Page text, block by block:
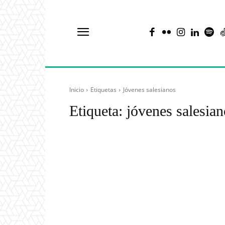
Inicio Etiquetas Jóvenes salesianos
Etiqueta: jóvenes